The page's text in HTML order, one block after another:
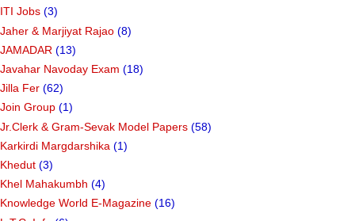
ITI Jobs (3)
Jaher & Marjiyat Rajao (8)
JAMADAR (13)
Javahar Navoday Exam (18)
Jilla Fer (62)
Join Group (1)
Jr.Clerk & Gram-Sevak Model Papers (58)
Karkirdi Margdarshika (1)
Khedut (3)
Khel Mahakumbh (4)
Knowledge World E-Magazine (16)